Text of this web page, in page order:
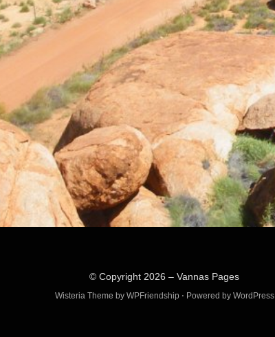
© Copyright 2026 – Vannas Pages
Wisteria Theme by WPFriendship ⋅ Powered by WordPress